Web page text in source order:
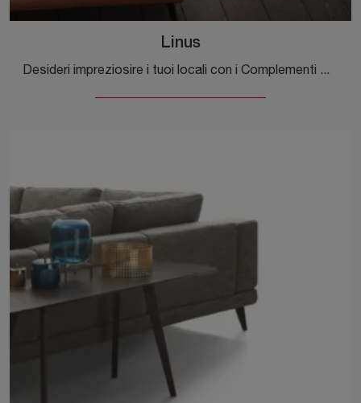
Linus
Desideri impreziosire i tuoi locali con i Complementi Dema? Ecco qui molteplici modelli di tavolini in metallo come Linus.